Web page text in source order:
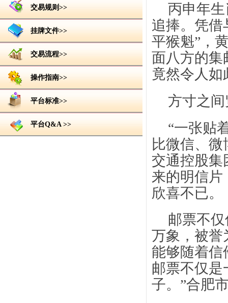
交易规则>>
挂牌文件>>
交易流程>>
操作指南>>
平台标准>>
平台Q&A >>
丙申年
追捧。凭借
平猴魁”，
面八方的集
竟然令人
方寸之
“一张贴
比微信、
交通控股集
来的明信片
欣喜不已。
邮票不
万象，被誉
能够随着信
邮票不仅
子。”合肥